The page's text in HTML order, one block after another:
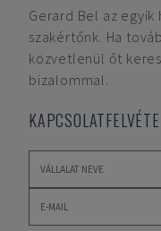
Gerard Bel az
szakértőnk. Ha
közvetlenül őt
bizalommal.